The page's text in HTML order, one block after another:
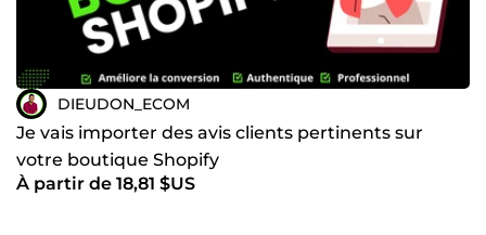
DIEUDON_ECOM
Je vais importer des avis clients pertinents sur
votre boutique Shopify
À partir de 18,81 $US